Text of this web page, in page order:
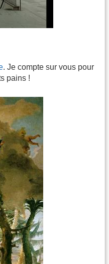
. Je compte sur vous pour
pains !